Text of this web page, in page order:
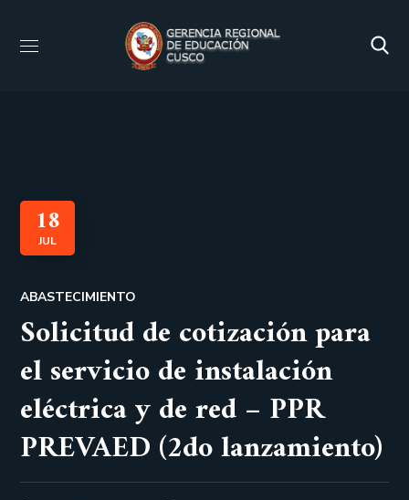
18
JUL
ABASTECIMIENTO
Solicitud de cotización para
el servicio de instalación
eléctrica y de red – PPR
PREVAED (2do lanzamiento)